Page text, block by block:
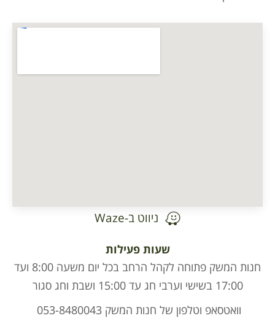
ניווט ב-Waze
שעות פעילות
חנות המשק פתוחה לקהל הרחב בכל יום משעה 8:00 ועד
17:00 בשישי וערבי חג עד 15:00 ושבת וחג סגור
וואטסאפ וטלפון של חנות המשק 053-8480043